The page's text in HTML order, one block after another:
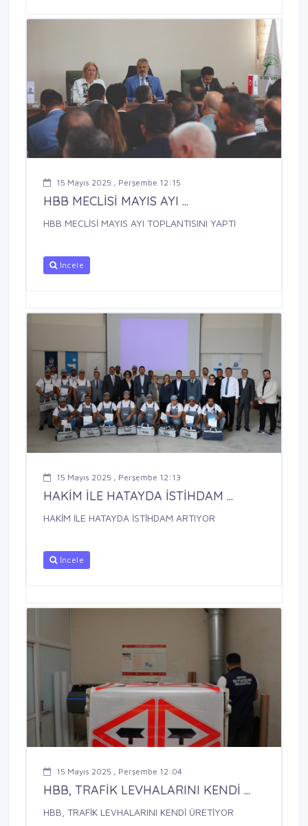
15 Mayıs 2025 , Perşembe 12:15
HBB MECLİSİ MAYIS AYI ...
HBB MECLİSİ MAYIS AYI TOPLANTISINI YAPTI
İncele
15 Mayıs 2025 , Perşembe 12:13
HAKİM İLE HATAYDA İSTİHDAM ...
HAKİM İLE HATAYDA İSTİHDAM ARTIYOR
İncele
15 Mayıs 2025 , Perşembe 12:04
HBB, TRAFİK LEVHALARINI KENDİ ...
HBB, TRAFİK LEVHALARINI KENDİ ÜRETİYOR